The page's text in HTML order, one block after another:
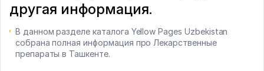
другая информация.
В данном разделе каталога Yellow Pages Uzbekistan
собрана полная информация про Лекарственные
препараты в Ташкенте.